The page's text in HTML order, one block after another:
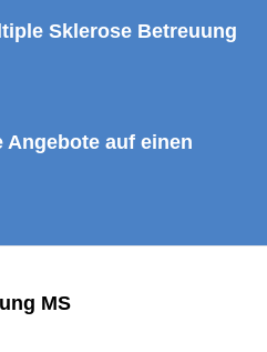
Sklerose Betreuung
Angebote auf einen
MS